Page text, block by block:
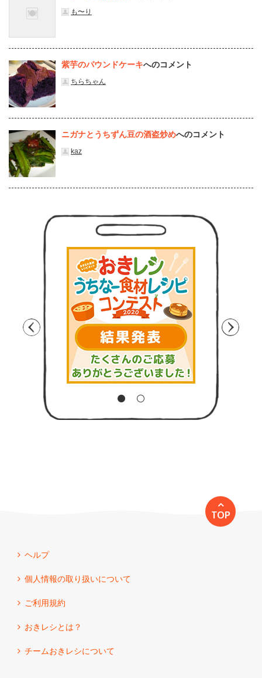
も〜り
紫芋のパウンドケーキへのコメント
ちらちゃん
ニガナとうちずん豆の酒盗炒めへのコメント
kaz
TOP
ヘルプ
個人情報の取り扱いについて
ご利用規約
おきレシとは？
チームおきレシについて